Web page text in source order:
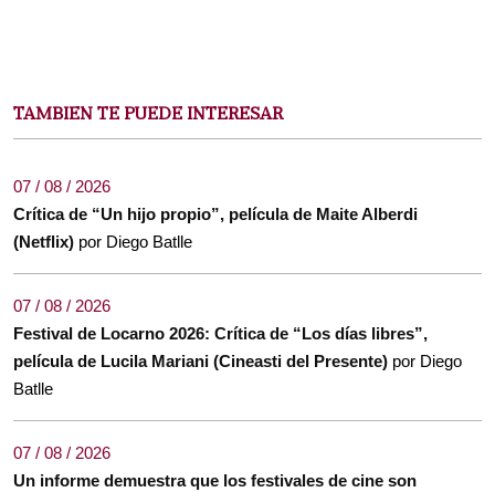
TAMBIEN TE PUEDE INTERESAR
07 / 08 / 2026
Crítica de “Un hijo propio”, película de Maite Alberdi
(Netflix) por Diego Batlle
07 / 08 / 2026
Festival de Locarno 2026: Crítica de “Los días libres”,
película de Lucila Mariani (Cineasti del Presente) por Diego
Batlle
07 / 08 / 2026
Un informe demuestra que los festivales de cine son